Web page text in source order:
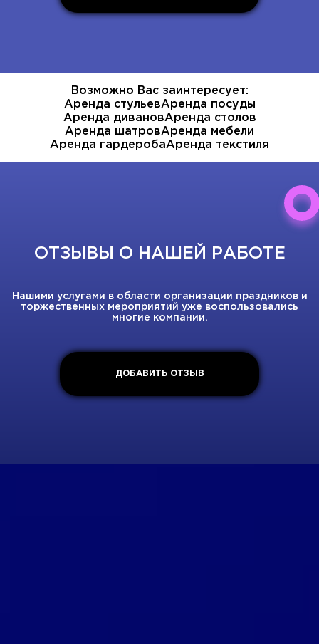
Возможно Вас заинтересует:
Аренда стульевАренда посуды
Аренда дивановАренда столов
Аренда шатровАренда мебели
Аренда гардеробаАренда текстиля
ОТЗЫВЫ О НАШЕЙ РАБОТЕ
Нашими услугами в области организации праздников и
торжественных мероприятий уже воспользовались
многие компании.
ДОБАВИТЬ ОТЗЫВ